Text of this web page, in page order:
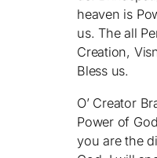
heaven is
us. The all
Creation,
Bless us.
O’ Creator
Power of
you are the